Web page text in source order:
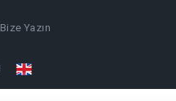
Bize Yazın